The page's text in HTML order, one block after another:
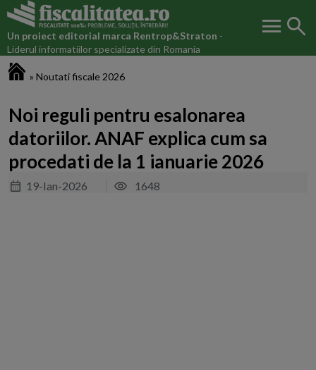
Un proiect editorial marca Rentrop&Straton -
Liderul informatiilor specializate din Romania
menu search
» Noutati fiscale 2026
Noi reguli pentru esalonarea
datoriilor. ANAF explica cum sa
procedati de la 1 ianuarie 2026
19-Ian-2026 1648